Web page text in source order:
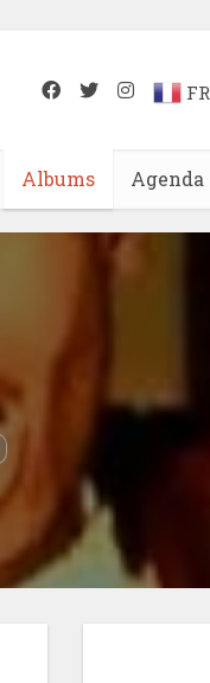
FR
Albums Agenda